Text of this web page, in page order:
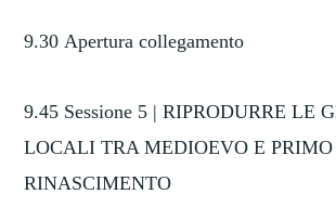
9.30 Apertura collegamento
9.45 Sessione 5 | RIPRODURRE LE
LOCALI TRA MEDIOEVO E PRIMO
RINASCIMENTO